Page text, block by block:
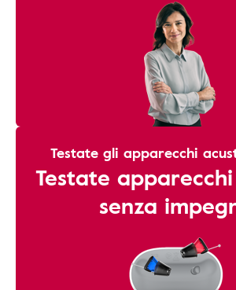
Testate gli apparecchi
Testate
senza